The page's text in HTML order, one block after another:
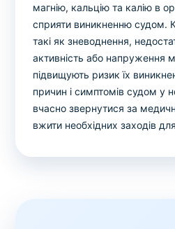
магнію, кальцію та калію в
сприяти виникненню судом.
такі як зневоднення,
активність або напруження
підвищують ризик їх
причин і симптомів судом у
вчасно звернутися за
вжити необхідних заходів